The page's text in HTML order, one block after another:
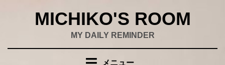
MICHIKO'S ROOM
MY DAILY REMINDER
メニュー